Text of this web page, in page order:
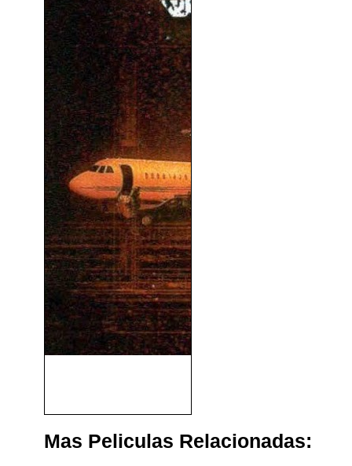
Mas Peliculas Relacionadas: